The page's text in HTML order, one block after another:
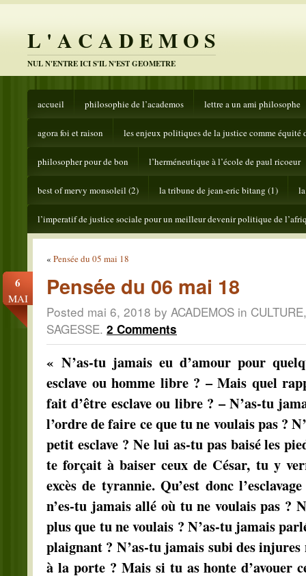
L ' A C A D E M O S
NUL N'ENTRE ICI S'IL N'EST GEOMETRE
accueil philosophie de l’academos lettre a un ami philosophe
agora foi et raison les enjeux politiques de la justice comme équité
philosopher pour de bon l’herméneutique à l’école de paul ricoeur
best of mervy monsoleil (2) la tribune de jean-eric bitang (1)
l’imperatif de justice sociale pour un meilleur devenir politique de
« Pensée du 05 mai 18
6
MAI Pensée du 06 mai 18
Posted mai 6, 2018 by ACADEMOS in CULTURE
SAGESSE. 2 Comments
« N’as-tu jamais eu d’amour pour
esclave ou homme libre ? – Mais quel
fait d’être esclave ou libre ? – N’as-tu
l’ordre de faire ce que tu ne voulais pas ?
petit esclave ? Ne lui as-tu pas baisé les
te forçait à baiser ceux de César, tu y
excès de tyrannie. Qu’est donc
n’es-tu jamais allé où tu ne voulais pas ?
plus que tu ne voulais ? N’as-tu jamais
plaignant ? N’as-tu jamais subi des
à la porte ? Mais si tu as honte d’avouer